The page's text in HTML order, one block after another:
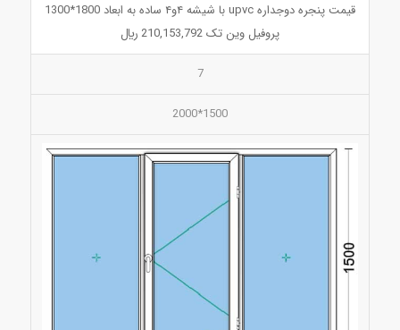
قیمت پنجره دوجداره upvc با شیشه ۴و۴ ساده به ابعاد 1800*1300
پروفیل وین تک 210,153,792 ريال
7
1500*2000